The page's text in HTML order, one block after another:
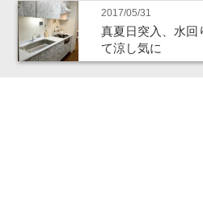
2017/05/31
真夏日突入、水回
て涼し気に